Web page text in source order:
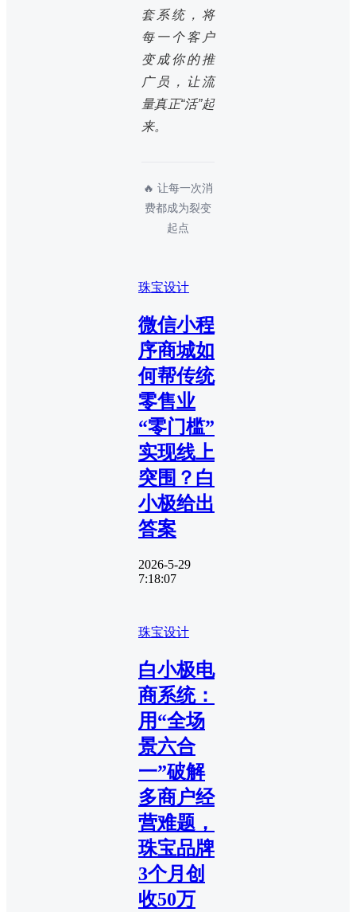
套系统，将
每一个客户
变成你的推
广员，让流
量真正“活”起
来。
🔥 让每一次消
费都成为裂变
起点
珠宝设计
微信小程
序商城如
何帮传统
零售业
“零门槛”
实现线上
突围？白
小极给出
答案
2026-5-29
7:18:07
珠宝设计
白小极电
商系统：
用“全场
景六合
一”破解
多商户经
营难题，
珠宝品牌
3个月创
收50万